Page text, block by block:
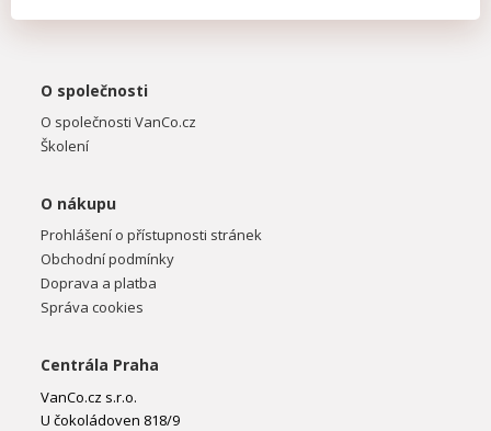
O společnosti
O společnosti VanCo.cz
Školení
O nákupu
Prohlášení o přístupnosti stránek
Obchodní podmínky
Doprava a platba
Správa cookies
Centrála Praha
VanCo.cz s.r.o.
U čokoládoven 818/9